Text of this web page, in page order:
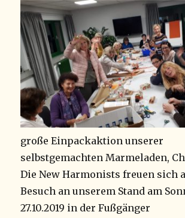
große Einpackaktion unserer
selbstgemachten Marmeladen,
Die New Harmonists freuen sich
Besuch an unserem Stand am
27.10.2019 in der Fußgänger